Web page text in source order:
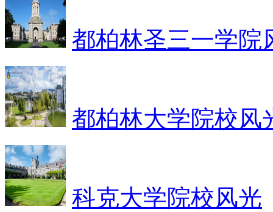
都柏林圣三一学院
都柏林大学院校风
科克大学院校风光